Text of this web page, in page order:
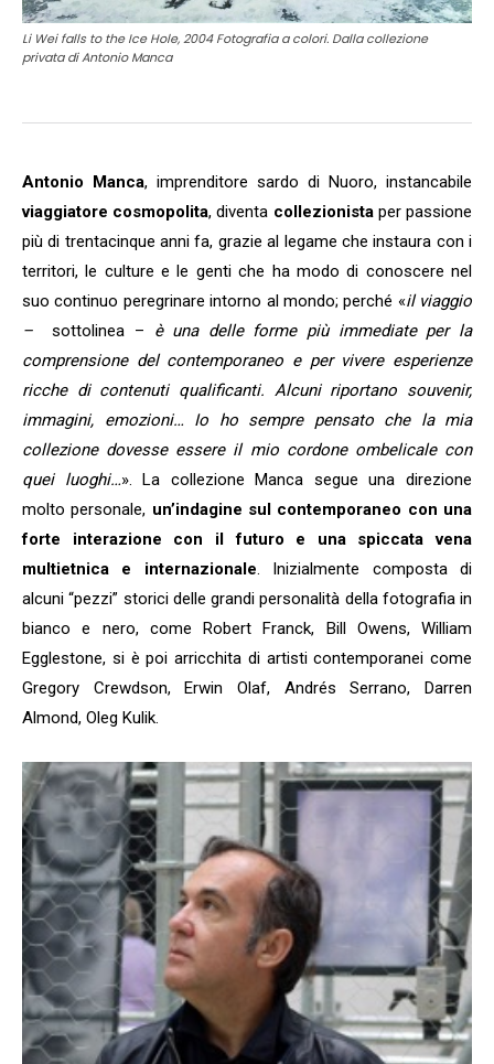
Li Wei falls to the Ice Hole, 2004 Fotografia a colori. Dalla collezione
privata di Antonio Manca
Antonio Manca, imprenditore sardo di Nuoro, instancabile
viaggiatore cosmopolita, diventa collezionistaper passione
più di trentacinque anni fa, grazie al legame che instaura con i
territori, le culture e le genti che ha modo di conoscere nel
suo continuo peregrinare intorno al mondo; perché «il viaggio
–
sottolinea – è una delle forme più immediate per la
comprensione del contemporaneo e per vivere esperienze
ricche di contenuti qualificanti. Alcuni riportano souvenir,
immagini, emozioni… Io ho sempre pensato che la mia
collezione dovesse essere il mio cordone ombelicale con
quei luoghi…». La collezione Manca segue una direzione
molto personale, un’indagine sul contemporaneo con una
forte interazione con il futuro e una spiccata vena
multietnica e internazionale. Inizialmente composta di
alcuni “pezzi” storici delle grandi personalità della fotografia in
bianco e nero, come Robert Franck, Bill Owens, William
Egglestone, si è poi arricchita di artisti contemporanei come
Gregory Crewdson, Erwin Olaf, Andrés Serrano, Darren
Almond, Oleg Kulik.